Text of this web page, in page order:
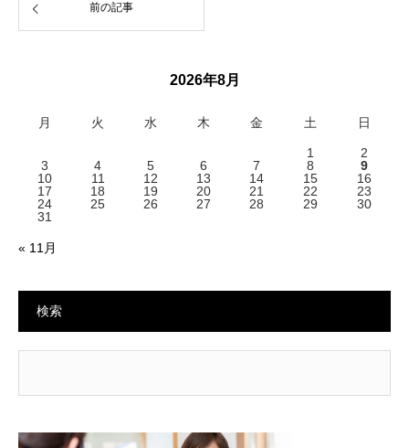
前の記事
2026年8月
月 火 水 木 金 土 日
1
2
3
4 5 6 7 8
9
10
11 12 13 14 15
16
17
18 19 20 21 22
23
24
25 26 27 28 29
30
31
« 11月
検索